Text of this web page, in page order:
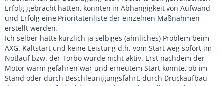
Erfolg gebracht hätten, könnten in Abhängigkeit von Aufwand
und Erfolg eine Prioritätenliste der einzelnen Maßnahmen
erstellt werden.
Ich selber hatte kürzlich ja selbiges (ähnliches) Problem beim
AXG. Kaltstart und keine Leistung d.h. vom Start weg sofort im
Notlauf bzw. der Torbo wurde nicht aktiv. Erst nachdem der
Motor warm gefahren war und erneutem Start konnte, ob im
Stand oder durch Beschleunigungsfahrt, durch Druckaufbau